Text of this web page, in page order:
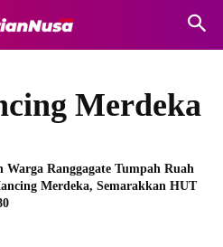
Merdeka
Warga Ranggagate Tumpah Ruah
Merdeka, Semarakkan HUT